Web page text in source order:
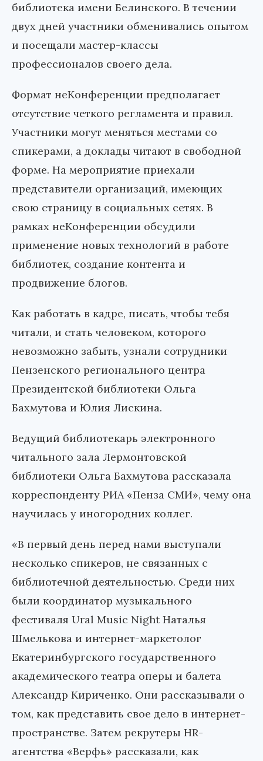
библиотека имени Белинского. В течении
двух дней участники обменивались опытом
и посещали мастер-классы
профессионалов своего дела.
Формат неКонференции предполагает
отсутствие четкого регламента и правил.
Участники могут меняться местами со
спикерами, а доклады читают в свободной
форме. На мероприятие приехали
представители организаций, имеющих
свою страницу в социальных сетях. В
рамках неКонференции обсудили
применение новых технологий в работе
библиотек, создание контента и
продвижение блогов.
Как работать в кадре, писать, чтобы тебя
читали, и стать человеком, которого
невозможно забыть, узнали сотрудники
Пензенского регионального центра
Президентской библиотеки Ольга
Бахмутова и Юлия Лискина.
Ведущий библиотекарь электронного
читального зала Лермонтовской
библиотеки Ольга Бахмутова рассказала
корреспонденту РИА «Пенза СМИ», чему она
научилась у иногородних коллег.
«В первый день перед нами выступали
несколько спикеров, не связанных с
библиотечной деятельностью. Среди них
были координатор музыкального
фестиваля Ural Music Night Наталья
Шмелькова и интернет-маркетолог
Екатеринбургского государственного
академического театра оперы и балета
Александр Кириченко. Они рассказывали о
том, как представить свое дело в интернет-
пространстве. Затем рекрутеры HR-
агентства «Верфь» рассказали, как